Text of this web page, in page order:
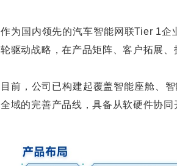
作为国内领先的汽车智能网联Tier 1企
轮驱动战略，在产品矩阵、客户拓展
目前，公司已构建起覆盖智能座舱、
全域的完善产品线，具备从软硬件协